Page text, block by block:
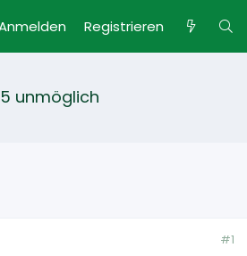
Registrieren
unmöglich
#1